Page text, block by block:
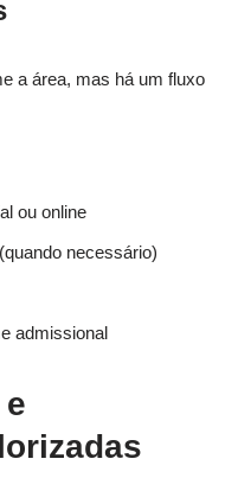
a área, mas há um fluxo
ou online
necessário)
admissional